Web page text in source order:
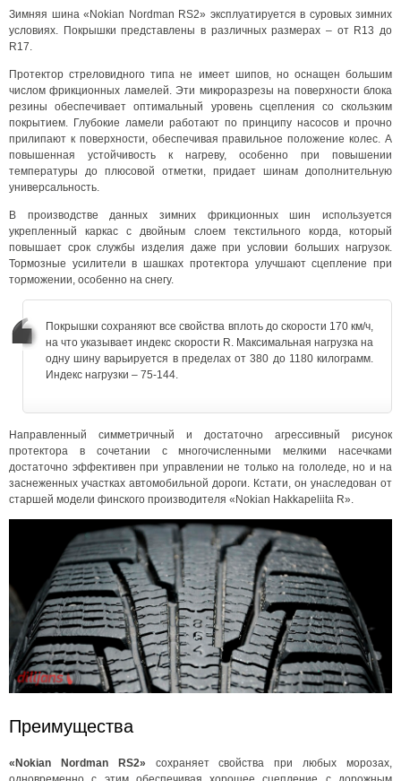
Зимняя шина «Nokian Nordman RS2» эксплуатируется в суровых зимних
условиях. Покрышки представлены в различных размерах – от R13 до
R17.
Протектор стреловидного типа не имеет шипов, но оснащен большим
числом фрикционных ламелей. Эти микроразрезы на поверхности блока
резины обеспечивает оптимальный уровень сцепления со скользким
покрытием. Глубокие ламели работают по принципу насосов и прочно
прилипают к поверхности, обеспечивая правильное положение колес. А
повышенная устойчивость к нагреву, особенно при повышении
температуры до плюсовой отметки, придает шинам дополнительную
универсальность.
В производстве данных зимних фрикционных шин используется
укрепленный каркас с двойным слоем текстильного корда, который
повышает срок службы изделия даже при условии больших нагрузок.
Тормозные усилители в шашках протектора улучшают сцепление при
торможении, особенно на снегу.
Покрышки сохраняют все свойства вплоть до скорости 170 км/ч,
на что указывает индекс скорости R. Максимальная нагрузка на
одну шину варьируется в пределах от 380 до 1180 килограмм.
Индекс нагрузки – 75-144.
Направленный симметричный и достаточно агрессивный рисунок
протектора в сочетании с многочисленными мелкими насечками
достаточно эффективен при управлении не только на гололеде, но и на
заснеженных участках автомобильной дороги. Кстати, он унаследован от
старшей модели финского производителя «Nokian Hakkapeliita R».
Преимущества
«Nokian Nordman RS2» сохраняет свойства при любых морозах,